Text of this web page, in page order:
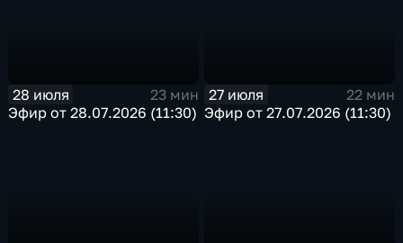
28 июля
23 мин
Эфир от 28.07.2026 (11:30)
27 июля
22 мин
Эфир от 27.07.2026 (11:30)